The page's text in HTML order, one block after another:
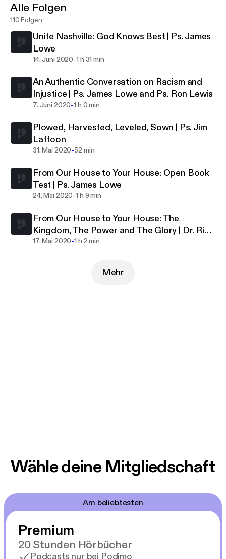
At Bethel, we value devotion, diversity, and
discipleship, and our mission is to reach our city to
touch the world. Learn more about us at
bethelworld.org.
Alle Folgen
110 Folgen
Unite Nashville: God Knows Best | Ps. James
Lowe
14. Juni 2020-1 h 31 min
An Authentic Conversation on Racism and
Injustice | Ps. James Lowe and Ps. Ron Lewis
7. Juni 2020-1 h 0 min
Plowed, Harvested, Leveled, Sown | Ps. Jim
Laffoon
31. Mai 2020-52 min
From Our House to Your House: Open Book
Test | Ps. James Lowe
24. Mai 2020-1 h 9 min
From Our House to Your House: The
Kingdom, The Power and The Glory | Dr. Rice
Broocks
17. Mai 2020-1 h 2 min
Mehr
Wähle deine Mitgliedschaft
Am beliebtesten
Premium
20 Stunden Hörbücher